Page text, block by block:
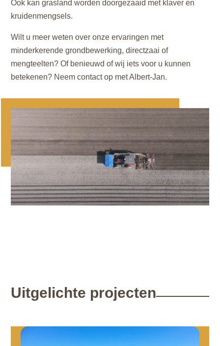
Ook kan grasland worden doorgezaaid met klaver en
kruidenmengsels.
Wilt u meer weten over onze ervaringen met
minderkerende grondbewerking, directzaai of
mengteelten? Of benieuwd of wij iets voor u kunnen
betekenen? Neem contact op met Albert-Jan.
Uitgelichte projecten